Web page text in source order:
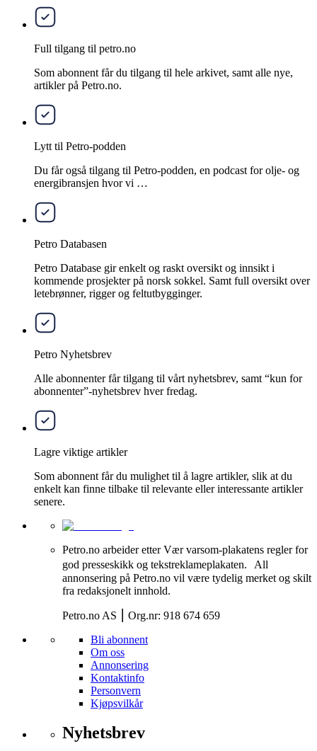
Full tilgang til petro.no
Som abonnent får du tilgang til hele arkivet, samt alle nye,
artikler på Petro.no.
Lytt til Petro-podden
Du får også tilgang til Petro-podden, en podcast for olje- og
energibransjen hvor vi …
Petro Databasen
Petro Database gir enkelt og raskt oversikt og innsikt i
kommende prosjekter på norsk sokkel. Samt full oversikt over
letebrønner, rigger og feltutbygginger.
Petro Nyhetsbrev
Alle abonnenter får tilgang til vårt nyhetsbrev, samt “kun for
abonnenter”-nyhetsbrev hver fredag.
Lagre viktige artikler
Som abonnent får du mulighet til å lagre artikler, slik at du
enkelt kan finne tilbake til relevante eller interessante artikler
senere.
Petro.no arbeider etter Vær varsom-plakatens regler for
god presseskikk og tekstreklameplakaten. All
annonsering på Petro.no vil være tydelig merket og skilt
fra redaksjonelt innhold.
Petro.no AS ⎮ Org.nr: 918 674 659
Bli abonnent
Om oss
Annonsering
Kontaktinfo
Personvern
Kjøpsvilkår
Nyhetsbrev